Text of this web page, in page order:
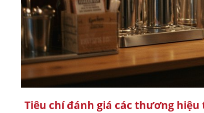
Tiêu chí đánh giá các thương